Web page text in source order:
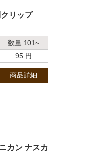
リップ
数量 101~
95 円
商品詳細
カン ナスカ